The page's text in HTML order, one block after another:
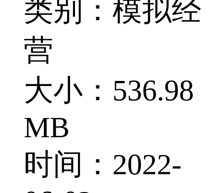
类别：模拟经
营
大小：536.98
MB
时间：2022-